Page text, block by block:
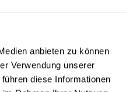
anbieten zu können
Verwendung unserer
diese Informationen
abhängig von der
Infos entnehmen Sie bitte